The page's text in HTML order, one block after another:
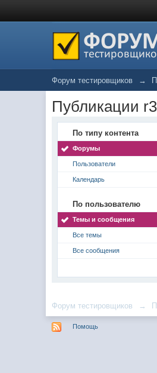
Форум тестировщиков →
Публикации
По типу контента
Форумы
Пользователи
Календарь
По пользователю
Темы и сообщения
Все темы
Все сообщения
Форум тестировщиков →
Помощь